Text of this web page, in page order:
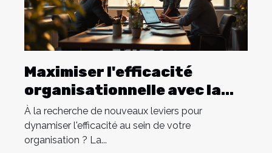
Maximiser l'efficacité
organisationnelle avec la
méthode OKR
À la recherche de nouveaux leviers pour
dynamiser l'efficacité au sein de votre
organisation ? La...